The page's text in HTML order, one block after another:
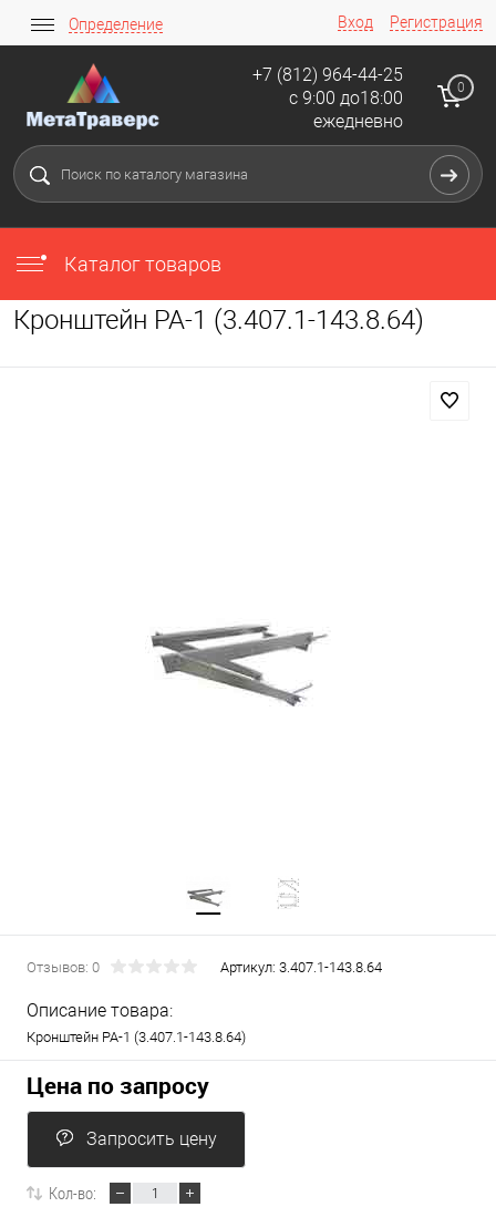
Вход Регистрация
Определение
+7 (812) 964-44-25
с 9:00 до18:00
ежедневно
0
Каталог товаров
Кронштейн РА-1 (3.407.1-143.8.64)
Отзывов: 0 Артикул: 3.407.1-143.8.64
Описание товара:
Кронштейн РА-1 (3.407.1-143.8.64)
Цена по запросу
Запросить цену
Кол-во: